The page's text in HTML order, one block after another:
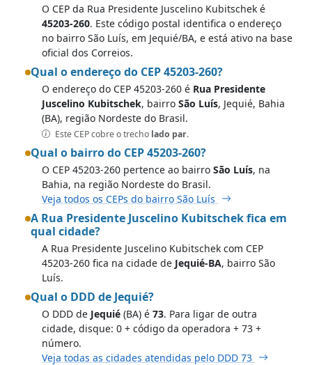
O CEP da Rua Presidente Juscelino Kubitschek é
45203-260. Este código postal identifica o endereço
no bairro São Luís, em Jequié/BA, e está ativo na base
oficial dos Correios.
Qual o endereço do CEP 45203-260?
O endereço do CEP 45203-260 é Rua Presidente
Juscelino Kubitschek, bairro São Luís, Jequié, Bahia
(BA), região Nordeste do Brasil.
Este CEP cobre o trecho lado par.
Qual o bairro do CEP 45203-260?
O CEP 45203-260 pertence ao bairro São Luís, na
Bahia, na região Nordeste do Brasil.
Veja todos os CEPs do bairro São Luís
A Rua Presidente Juscelino Kubitschek fica em
qual cidade?
A Rua Presidente Juscelino Kubitschek com CEP
45203-260 fica na cidade de Jequié-BA, bairro São
Luís.
Qual o DDD de Jequié?
O DDD de Jequié (BA) é 73. Para ligar de outra
cidade, disque: 0 + código da operadora + 73 +
número.
Veja todas as cidades atendidas pelo DDD 73